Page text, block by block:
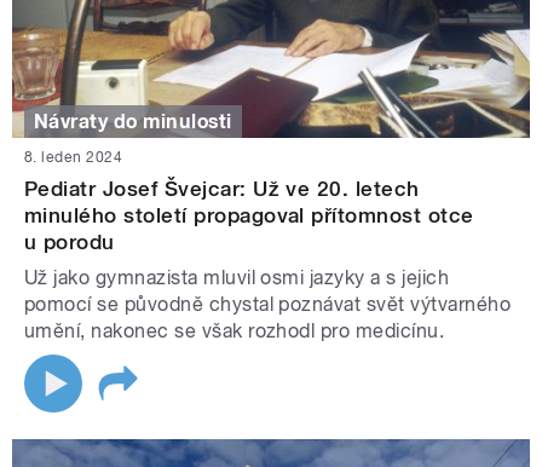
Návraty do minulosti
8. leden 2024
Pediatr Josef Švejcar: Už ve 20. letech
minulého století propagoval přítomnost otce
u porodu
Už jako gymnazista mluvil osmi jazyky a s jejich
pomocí se původně chystal poznávat svět výtvarného
umění, nakonec se však rozhodl pro medicínu.